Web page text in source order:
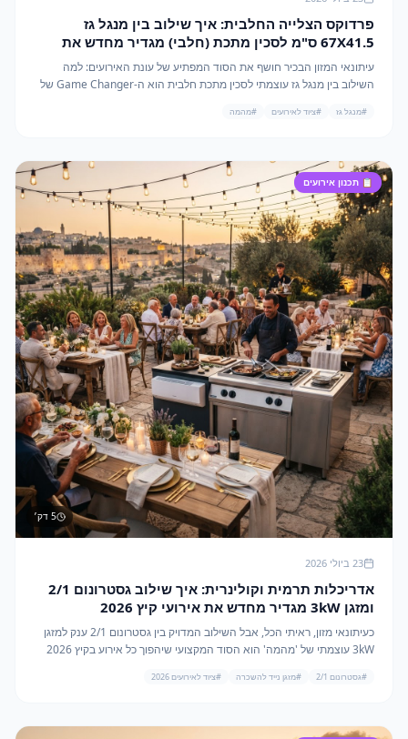
פרדוקס הצלייה החלבית: איך שילוב בין מנגל גז
67X41.5 ס"מ לסכין מתכת (חלבי) מגדיר מחדש את
אירועי הקיץ של 2026
עיתונאי המזון הבכיר חושף את הסוד המפתיע של עונת האירועים: למה
השילוב בין מנגל גז עוצמתי לסכין מתכת חלבית הוא ה-Game Changer של
#מנגל גז #ציוד לאירועים #מהמה
📋 תכנון אירועים
5 דק׳
23 ביולי 2026
אדריכלות תרמית וקולינרית: איך שילוב גסטרונום 2/1
ומזגן 3kW מגדיר מחדש את אירועי קיץ 2026
כעיתונאי מזון, ראיתי הכל, אבל השילוב המדויק בין גסטרונום 2/1 ענק למזגן
3kW עוצמתי של 'מהמה' הוא הסוד המקצועי שיהפוך כל אירוע בקיץ 2026
#גסטרונום 2/1 #מזגן נייד להשכרה #ציוד לאירועים 2026